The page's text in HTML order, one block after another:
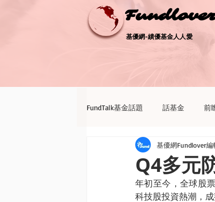
基優網-績優基金人人愛
基優網-績優基金人人愛
FundTalk基金話題 話基金 前
新聞點評 退
Q4多元
基優網Fundlover編
年初至今，全球股
科技股投資熱潮，